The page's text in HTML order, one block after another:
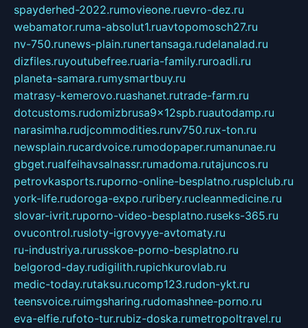
spayderhed-2022.rumovieone.ruevro-dez.ru
webamator.ruma-absolut1.ruavtopomosch27.ru
nv-750.runews-plain.runertansaga.rudelanalad.ru
dizfiles.ruyoutubefree.ruaria-family.ruroadli.ru
planeta-samara.rumysmartbuy.ru
matrasy-kemerovo.ruashanet.rutrade-farm.ru
dotcustoms.rudomizbrusa9x12spb.ruautodamp.ru
narasimha.rudjcommodities.runv750.rux-ton.ru
newsplain.rucardvoice.rumodopaper.rumanunae.ru
gbget.rualfeihavsalnassr.rumadoma.rutajuncos.ru
petrovkasports.ruporno-online-besplatno.rusplclub.ru
york-life.rudoroga-expo.ruribery.rucleanmedicine.ru
slovar-ivrit.ruporno-video-besplatno.ruseks-365.ru
ovucontrol.rusloty-igrovyye-avtomaty.ru
ru-industriya.rurusskoe-porno-besplatno.ru
belgorod-day.rudigilith.rupichkurovlab.ru
medic-today.rutaksu.rucomp123.rudon-ykt.ru
teensvoice.ruimgsharing.rudomashnee-porno.ru
eva-elfie.rufoto-tur.rubiz-doska.rumetropoltravel.ru